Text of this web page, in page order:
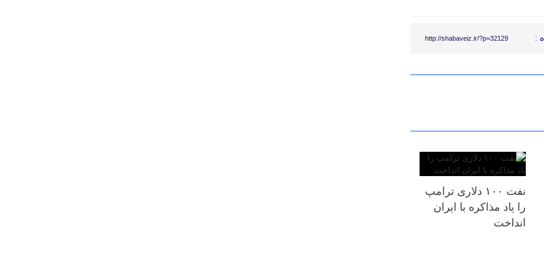
:
http://shabaveiz.ir/?p=32129
نفت ۱۰۰ دلاری ترامپ
را یاد مذاکره با ایران
انداخت